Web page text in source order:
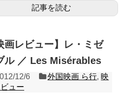
記事を読む
画レビュー】レ・ミゼ
ル ／ Les Misérables
12/6 外国映画 ら行, 映
ュー